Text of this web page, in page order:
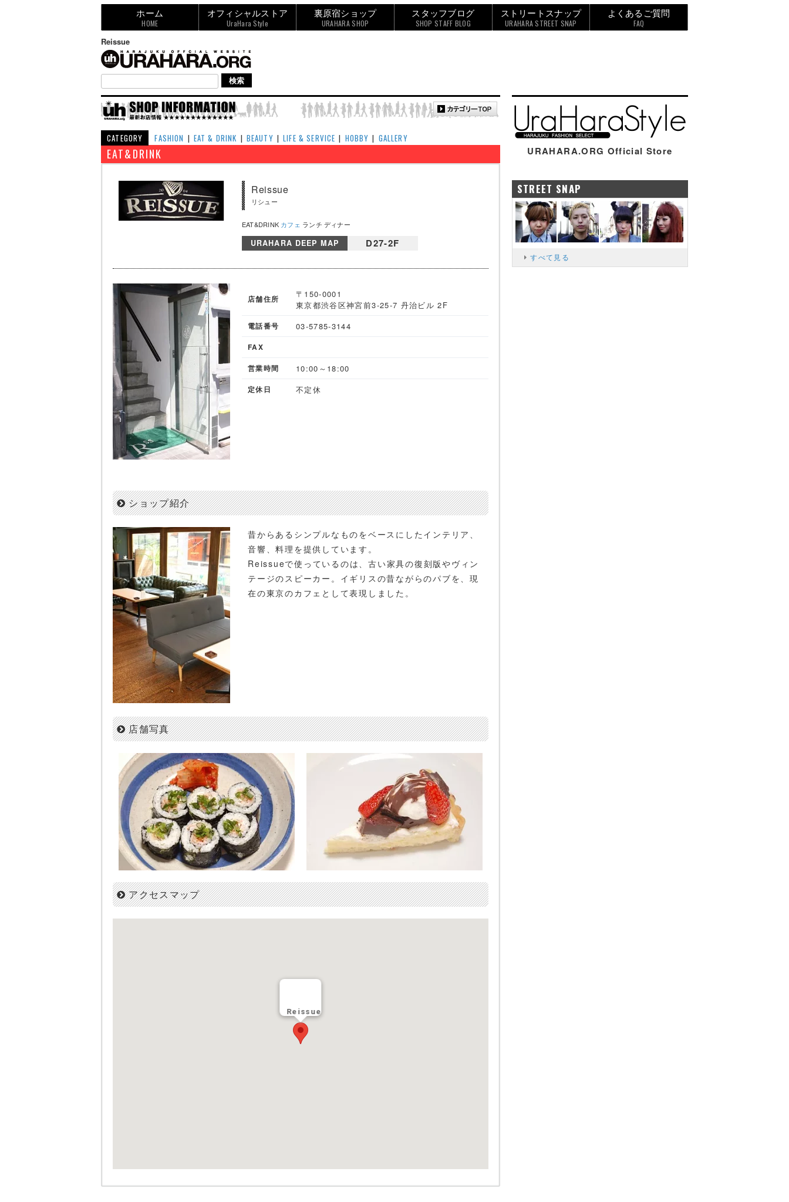
ホーム
HOME
オフィシャルストア
UraHara Style
裏原宿ショップ
URAHARA SHOP
スタッフブログ
SHOP STAFF BLOG
ストリートスナップ
URAHARA STREET SNAP
よくあるご質問
FAQ
Reissue
CATEGORY FASHION | EAT & DRINK | BEAUTY | LIFE & SERVICE | HOBBY | GALLERY
EAT&DRINK
Reissue
リシュー
EAT&DRINK カフェ ランチ ディナー
URAHARA DEEP MAP D27-2F
店舗住所
〒150-0001
東京都渋谷区神宮前3-25-7 丹治ビル 2F
電話番号 03-5785-3144
FAX
営業時間 10:00～18:00
定休日 不定休
ショップ紹介
昔からあるシンプルなものをベースにしたインテリア、
音響、料理を提供しています。
Reissueで使っているのは、古い家具の復刻版やヴィン
テージのスピーカー。イギリスの昔ながらのパブを、現
在の東京のカフェとして表現しました。
店舗写真
アクセスマップ
Reissue
URAHARA.ORG Official Store
STREET SNAP
すべて見る